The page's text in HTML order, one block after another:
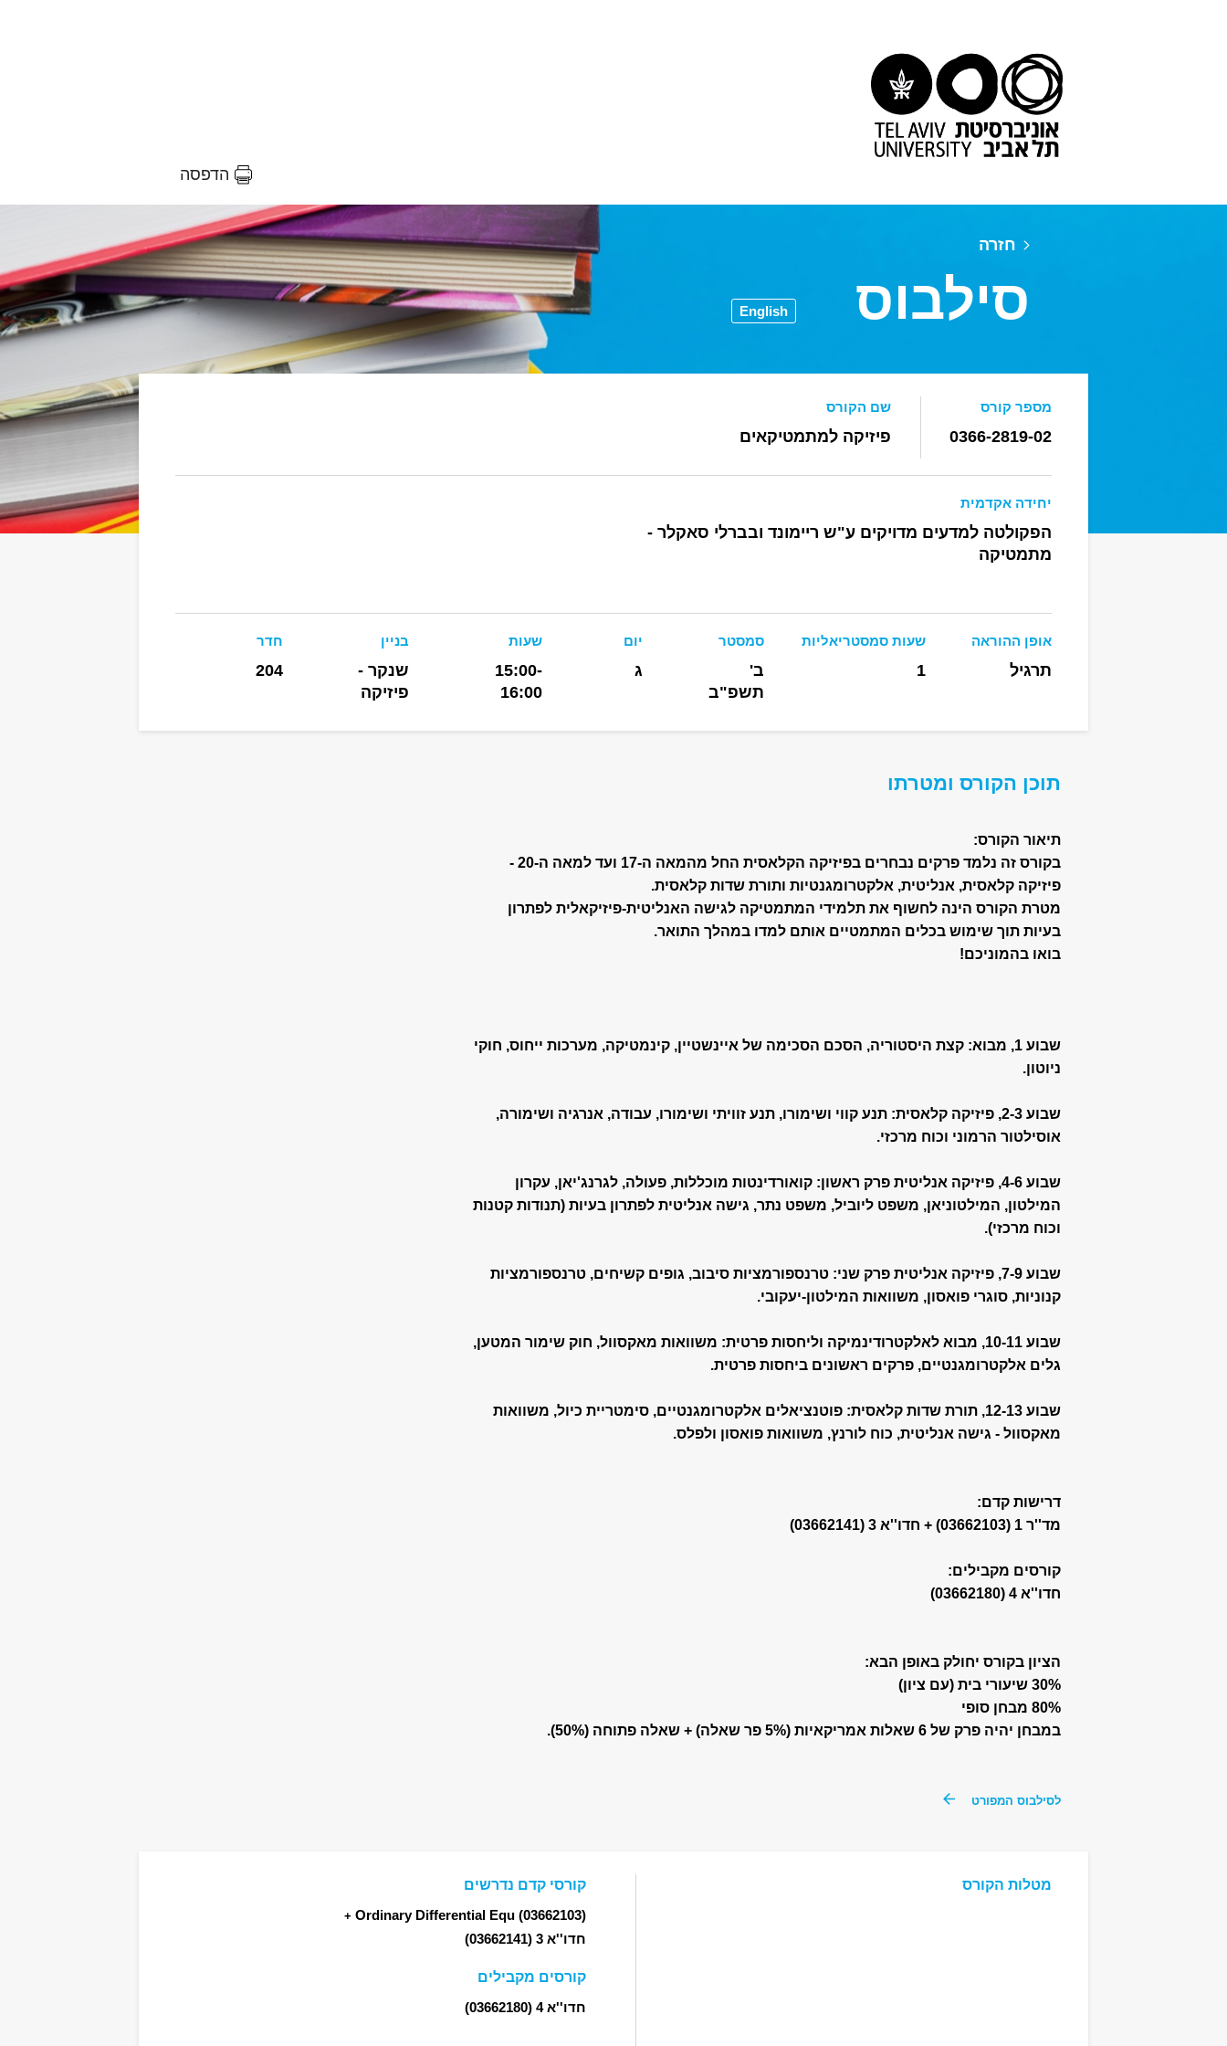
הדפסה
חזרה
סילבוס English
מספר קורס
0366-2819-02
שם הקורס
פיזיקה למתמטיקאים
יחידה אקדמית
הפקולטה למדעים מדויקים ע"ש ריימונד ובברלי סאקלר -
מתמטיקה
אופן ההוראה
תרגיל
שעות סמסטריאליות
1
סמסטר
ב'
תשפ"ב
יום
ג
שעות
15:00-
16:00
בניין
שנקר -
פיזיקה
חדר
204
תוכן הקורס ומטרתו
תיאור הקורס:
בקורס זה נלמד פרקים נבחרים בפיזיקה הקלאסית החל מהמאה ה-17 ועד למאה ה-20 -
פיזיקה קלאסית, אנליטית, אלקטרומגנטיות ותורת שדות קלאסית.
מטרת הקורס הינה לחשוף את תלמידי המתמטיקה לגישה האנליטית-פיזיקאלית לפתרון
בעיות תוך שימוש בכלים המתמטיים אותם למדו במהלך התואר.
בואו בהמוניכם!
שבוע 1, מבוא: קצת היסטוריה, הסכם הסכימה של איינשטיין, קינמטיקה, מערכות ייחוס, חוקי
ניוטון.
שבוע 2-3, פיזיקה קלאסית: תנע קווי ושימורו, תנע זוויתי ושימורו, עבודה, אנרגיה ושימורה,
אוסילטור הרמוני וכוח מרכזי.
שבוע 4-6, פיזיקה אנליטית פרק ראשון: קואורדינטות מוכללות, פעולה, לגרנג'יאן, עקרון
המילטון, המילטוניאן, משפט ליוביל, משפט נתר, גישה אנליטית לפתרון בעיות (תנודות קטנות
וכוח מרכזי).
שבוע 7-9, פיזיקה אנליטית פרק שני: טרנספורמציות סיבוב, גופים קשיחים, טרנספורמציות
קנוניות, סוגרי פואסון, משוואות המילטון-יעקובי.
שבוע 10-11, מבוא לאלקטרודינמיקה וליחסות פרטית: משוואות מאקסוול, חוק שימור המטען,
גלים אלקטרומגנטיים, פרקים ראשונים ביחסות פרטית.
שבוע 12-13, תורת שדות קלאסית: פוטנציאלים אלקטרומגנטיים, סימטריית כיול, משוואות
מאקסוול - גישה אנליטית, כוח לורנץ, משוואות פואסון ולפלס.
דרישות קדם:
מד''ר 1 (03662103) + חדו''א 3 (03662141)
קורסים מקבילים:
חדו''א 4 (03662180)
הציון בקורס יחולק באופן הבא:
30% שיעורי בית (עם ציון)
80% מבחן סופי
במבחן יהיה פרק של 6 שאלות אמריקאיות (5% פר שאלה) + שאלה פתוחה (50%).
לסילבוס המפורט
מטלות הקורס
קורסי קדם נדרשים
Ordinary Differential Equ (03662103)
+
חדו''א 3 (03662141)
קורסים מקבילים
חדו''א 4
(03662180)